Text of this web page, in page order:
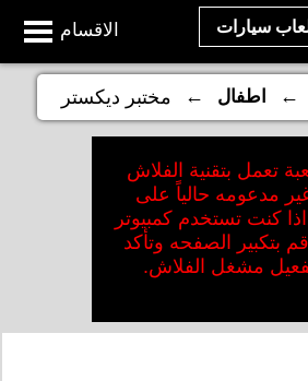
الاقسام سيارات
← اطفال ← مختبر ديكستر
تعمل بتقنية الفلاش
مدعومه حالياً على
كنت تستخدم كمبيوتر
بتكبير الصفحه وتأكد
مشغل الفلاش.